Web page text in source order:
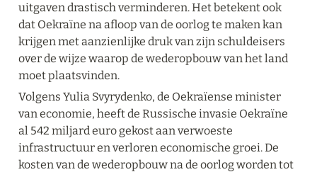
uitgaven drastisch verminderen. Het betekent ook
dat Oekraïne na afloop van de oorlog te maken kan
krijgen met aanzienlijke druk van zijn schuldeisers
over de wijze waarop de wederopbouw van het land
moet plaatsvinden.
Volgens Yulia Svyrydenko, de Oekraïense minister
van economie, heeft de Russische invasie Oekraïne
al 542 miljard euro gekost aan verwoeste
infrastructuur en verloren economische groei. De
kosten van de wederopbouw na de oorlog worden tot